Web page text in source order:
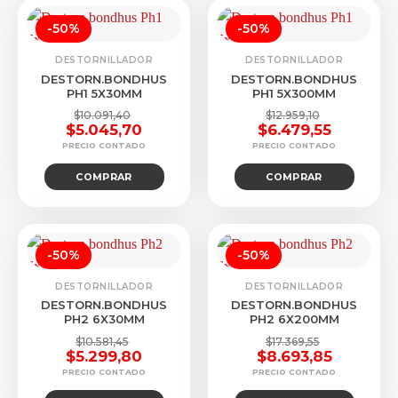
-50%
DESTORNILLADOR
DESTORN.BONDHUS
PH1 5X30MM
$10.091,40
El
precio
original
$5.045,70
El
precio
actual
COMPRAR
-50%
DESTORNILLADOR
DESTORN.BONDHUS
PH1 5X300MM
$12.959,10
El
precio
original
$6.479,55
El
precio
actual
COMPRAR
-50%
DESTORNILLADOR
DESTORN.BONDHUS
PH2 6X30MM
$10.581,45
El
$5.299,80
El
-50%
DESTORNILLADOR
DESTORN.BONDHUS
PH2 6X200MM
$17.369,55
El
$8.693,85
El